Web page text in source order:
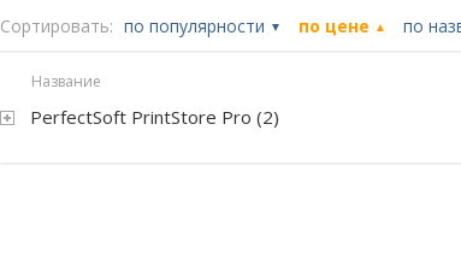
Сортировать: по популярности ▼ по цене ▲ по
Название
PerfectSoft PrintStore Pro (2)